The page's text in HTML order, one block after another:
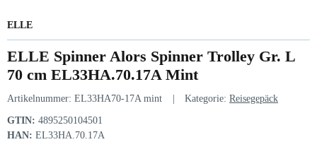
ELLE
ELLE Spinner Alors Spinner Trolley Gr. L
70 cm EL33HA.70.17A Mint
Artikelnummer: EL33HA70-17A mint Kategorie: Reisegepäck
GTIN: 4895250104501
HAN: EL33HA.70.17A